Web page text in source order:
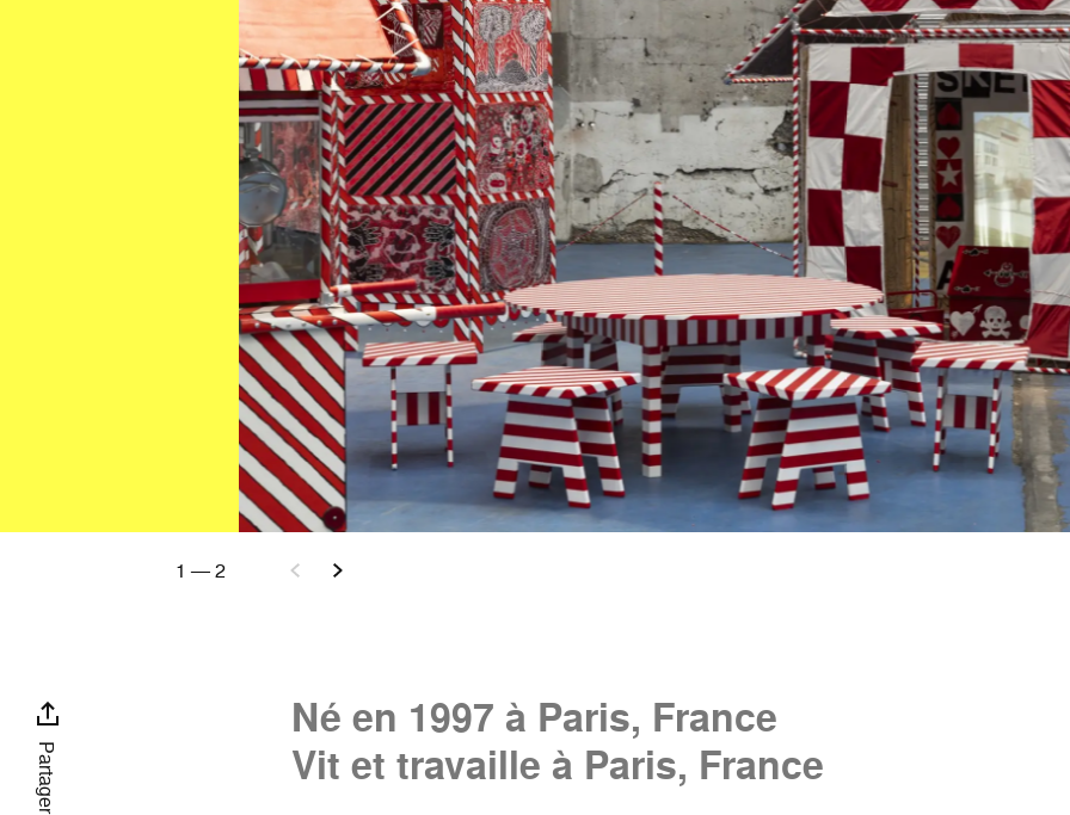
1 —2
Partager
Né en 1997 à Paris, France
Vit et travaille à Paris, France